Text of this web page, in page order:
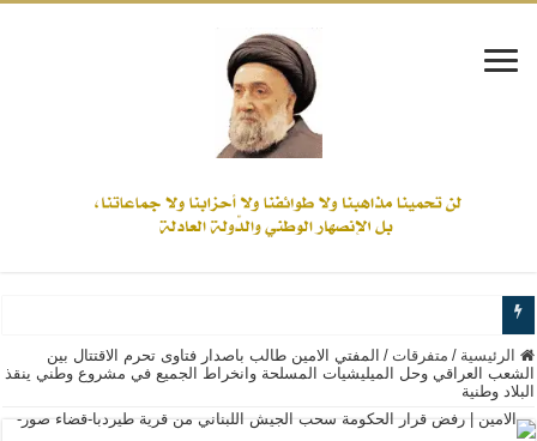
www.alamine.net
مواقف وآراء العلاّمة السيد علي الأمين من الأحداث والقضايا - اضغط للاطلاع
إذا كان التسنن هو الإيمان بسنة رسول الله ( صلى الله عليه وآله) فكلّ
الرئيسية / متفرقات / المفتي الامين طالب باصدار فتاوى تحرم الاقتتال بين
الشعب العراقي وحل الميليشيات المسلحة وانخراط الجميع في مشروع وطني ينقذ
البلاد وطنية